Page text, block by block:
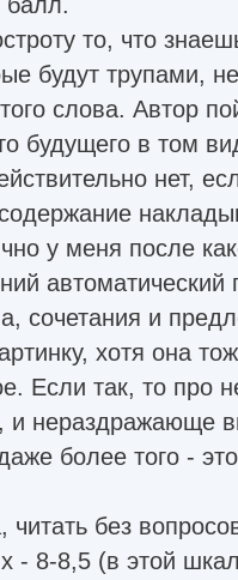
то, что
будут трупами,
слова. Автор
будущего в том
нет,
у меня после
автоматический
сочетания и
хотя она
Если так, то про
и нераздражающе
более того -
без
- 8-8,5 (в этой